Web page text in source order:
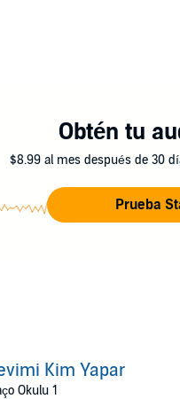
Obtén tu
$8.99 al mes después de 30
Prueba
Kim Yapar
Okulu 1